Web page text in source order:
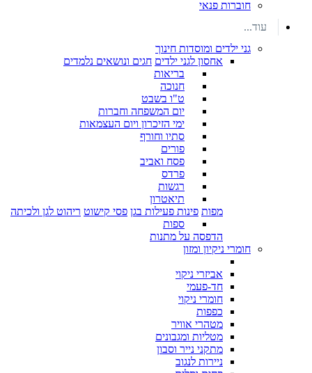
חוברות פנאי
עוד...
גני ילדים ומוסדות חינוך
אחסון לגני ילדים חגים ונושאים נלמדים
בריאות
חנוכה
ט"ו בשבט
יום המשפחה וחברות
ימי הזיכרון ויום העצמאות
סתיו וחורף
פורים
פסח ואביב
פרדס
רגשות
תיאטרון
מפות פינות פעילות בגן פסי קישוט ריהוט לגן ולכיתה
ספות
הדפסה על מתנות
חומרי ניקיון ומזון
אביזרי ניקוי
חד-פעמי
חומרי ניקוי
כפפות
מטהרי אוויר
מטליות ומגבונים
מתקני נייר וסבון
ניירות לנגוב